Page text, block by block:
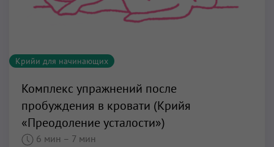
Крийи для начинающих
Комплекс упражнений после
пробуждения в кровати (Крийя
«Преодоление усталости»)
6 мин – 7 мин